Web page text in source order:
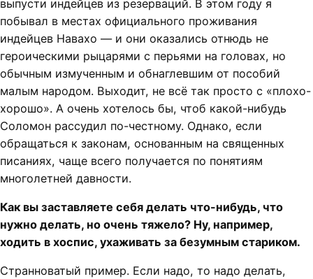
выпусти индейцев из резерваций. В этом году я
побывал в местах официального проживания
индейцев Навахо — и они оказались отнюдь не
героическими рыцарями с перьями на головах, но
обычным измученным и обнаглевшим от пособий
малым народом. Выходит, не всё так просто с «плохо-
хорошо». А очень хотелось бы, чтоб какой-нибудь
Соломон рассудил по-честному. Однако, если
обращаться к законам, основанным на священных
писаниях, чаще всего получается по понятиям
многолетней давности.
Как вы заставляете себя делать что-нибудь, что
нужно делать, но очень тяжело? Ну, например,
ходить в хоспис, ухаживать за безумным стариком.
Странноватый пример. Если надо, то надо делать,